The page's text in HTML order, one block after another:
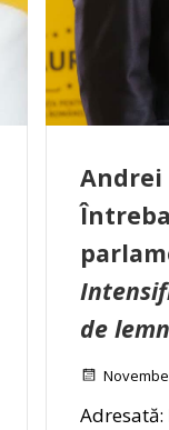
Andrei
de